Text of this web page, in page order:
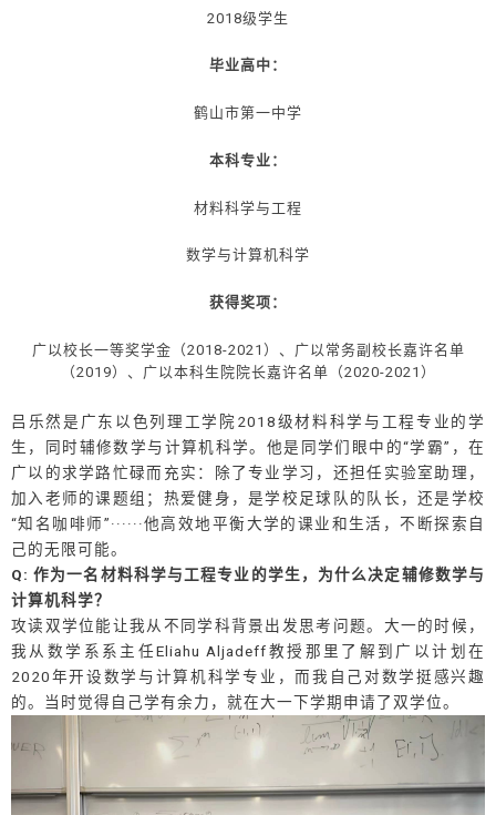
2018级学生
毕业高中：
鹤山市第一中学
本科专业：
材料科学与工程
数学与计算机科学
获得奖项：
广以校长一等奖学金（2018-2021）、广以常务副校长嘉许名单
（2019）、广以本科生院院长嘉许名单（2020-2021）
吕乐然是广东以色列理工学院2018级材料科学与工程专业的学
生，同时辅修数学与计算机科学。他是同学们眼中的“学霸”，在
广以的求学路忙碌而充实：除了专业学习，还担任实验室助理，
加入老师的课题组；热爱健身，是学校足球队的队长，还是学校
“知名咖啡师”······他高效地平衡大学的课业和生活，不断探索自
己的无限可能。
Q: 作为一名材料科学与工程专业的学生，为什么决定辅修数学与
计算机科学？
攻读双学位能让我从不同学科背景出发思考问题。大一的时候，
我从数学系系主任Eliahu Aljadeff教授那里了解到广以计划在
2020年开设数学与计算机科学专业，而我自己对数学挺感兴趣
的。当时觉得自己学有余力，就在大一下学期申请了双学位。